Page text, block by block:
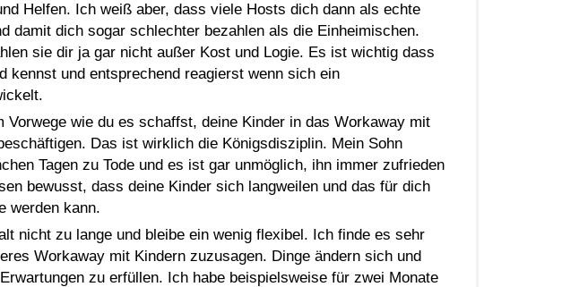
Helfen. Ich weiß aber, dass viele Hosts dich dann als echte
damit dich sogar schlechter bezahlen als die Einheimischen.
sie dir ja gar nicht außer Kost und Logie. Es ist wichtig dass
kennst und entsprechend reagierst wenn sich ein
Vorwege wie du es schaffst, deine Kinder in das Workaway mit
Das ist wirklich die Königsdisziplin. Mein Sohn
Tagen zu Tode und es ist gar unmöglich, ihn immer zufrieden
bewusst, dass deine Kinder sich langweilen und das für dich
werden kann.
nicht zu lange und bleibe ein wenig flexibel. Ich finde es sehr
Workaway mit Kindern zuzusagen. Dinge ändern sich und
zu erfüllen. Ich habe beispielsweise für zwei Monate